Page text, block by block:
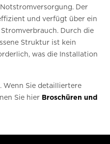
Der
und verfügt über ein
Durch die
Struktur ist kein
was die Installation
Wenn Sie detailliertere
Sie hier Broschüren und